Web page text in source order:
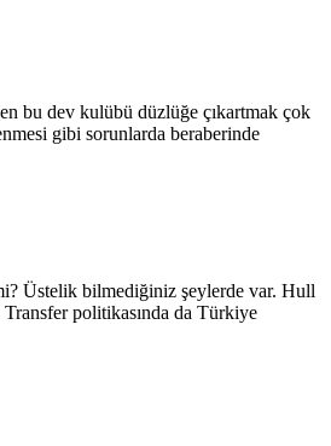
bu dev kulübü düzlüğe çıkartmak çok
gibi sorunlarda beraberinde
Üstelik bilmediğiniz şeylerde var. Hull
politikasında da Türkiye